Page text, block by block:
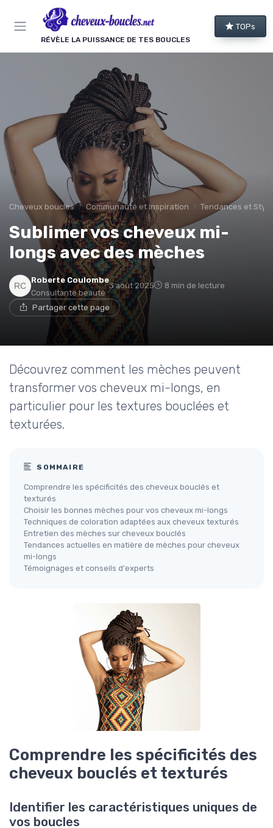
RÉVÈLE LA PUISSANCE DE TES BOUCLES
TOPs
Cheveux boucles Communauté et Inspiration Tendances et
Sublimer vos cheveux mi-
longs avec des mèches
Roberte Coulombe
Consultante beauté
3 août 2025 8 min de lecture
Partager cette page
Découvrez comment les mèches peuvent
transformer vos cheveux mi-longs, en
particulier pour les textures bouclées et
texturées.
SOMMAIRE
Comprendre les spécificités des cheveux bouclés et
texturés
Choisir les bonnes mèches pour vos cheveux mi-longs
Techniques de coloration adaptées aux cheveux texturés
Entretien des mèches sur cheveux bouclés
Tendances actuelles en matière de mèches pour cheveux
mi-longs
Témoignages et conseils d'experts
Comprendre les spécificités des
cheveux bouclés et texturés
Identifier les caractéristiques uniques de
vos boucles
Panneau de gestion des cookies